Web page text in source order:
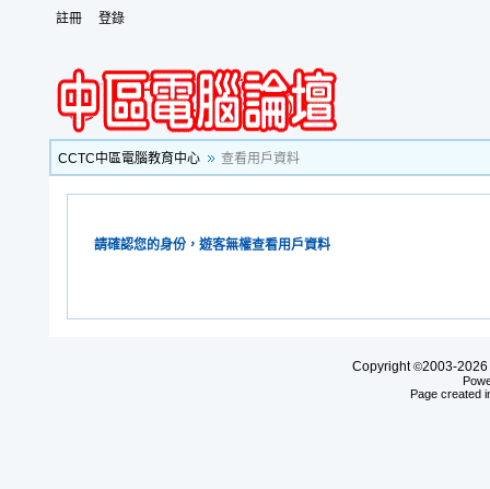
註冊 登錄
CCTC中區電腦教育中心 查看用戶資料
請確認您的身份，遊客無權查看用戶資料
Copyright©2003-2026
Page created